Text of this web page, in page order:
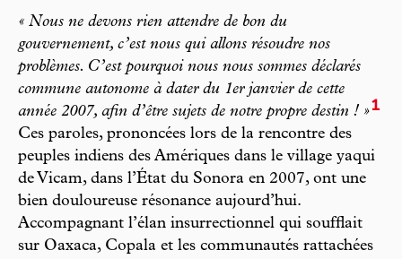
« Nous ne devons rien attendre de bon du
gouvernement, c’est nous qui allons résoudre nos
problèmes. C’est pourquoi nous nous sommes déclarés
commune autonome à dater du 1er janvier de cette
année 2007, afin d’être sujets de notre propre destin ! »1
Ces paroles, prononcées lors de la rencontre des
peuples indiens des Amériques dans le village yaqui
de Vicam, dans l’État du Sonora en 2007, ont une
bien douloureuse résonance aujourd’hui.
Accompagnant l’élan insurrectionnel qui soufflait
sur Oaxaca, Copala et les communautés rattachées